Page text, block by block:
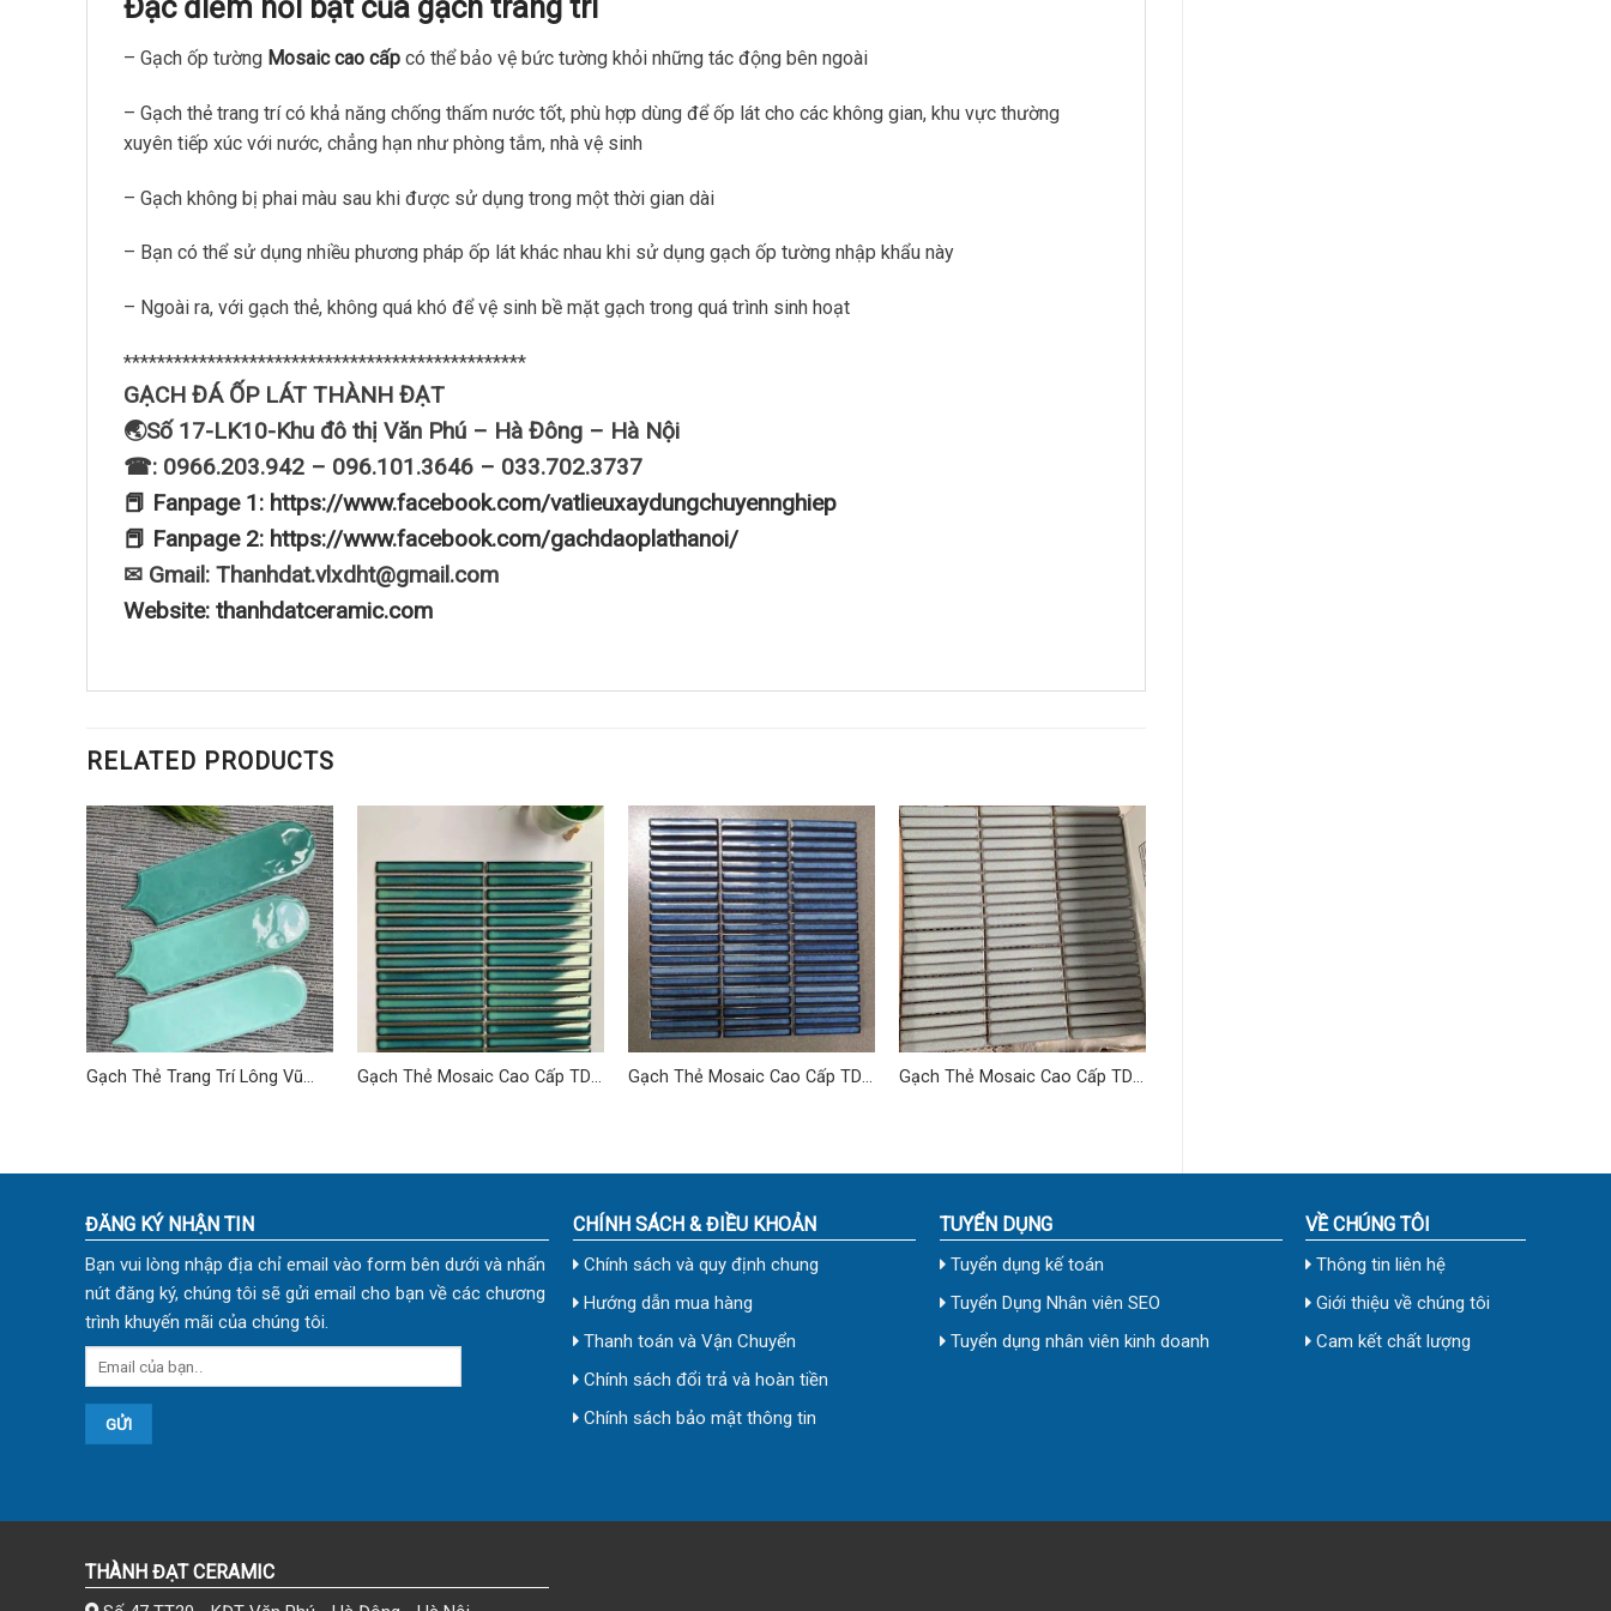
Đặc điểm nổi bật của gạch trang trí
– Gạch ốp tường Mosaic cao cấp có thể bảo vệ bức tường khỏi những tác động bên ngoài
– Gạch thẻ trang trí có khả năng chống thấm nước tốt, phù hợp dùng để ốp lát cho các không gian, khu vực thường
xuyên tiếp xúc với nước, chẳng hạn như phòng tắm, nhà vệ sinh
– Gạch không bị phai màu sau khi được sử dụng trong một thời gian dài
– Bạn có thể sử dụng nhiều phương pháp ốp lát khác nhau khi sử dụng gạch ốp tường nhập khẩu này
– Ngoài ra, với gạch thẻ, không quá khó để vệ sinh bề mặt gạch trong quá trình sinh hoạt
************************************************
GẠCH ĐÁ ỐP LÁT THÀNH ĐẠT
🌏Số 17-LK10-Khu đô thị Văn Phú – Hà Đông – Hà Nội
☎: 0966.203.942 – 096.101.3646 – 033.702.3737
📕 Fanpage 1: https://www.facebook.com/vatlieuxaydungchuyennghiep
📕 Fanpage 2: https://www.facebook.com/gachdaoplathanoi/
✉ Gmail: Thanhdat.vlxdht@gmail.com
Website: thanhdatceramic.com
RELATED PRODUCTS
Gạch Thẻ Trang Trí Lông Vũ
Gạch Thẻ Mosaic Cao Cấp TD-
Gạch Thẻ Mosaic Cao Cấp TD-
Gạch Thẻ Mosaic Cao Cấp TD-
ĐĂNG KÝ NHẬN TIN
Bạn vui lòng nhập địa chỉ email vào form bên dưới và nhấn
nút đăng ký, chúng tôi sẽ gửi email cho bạn về các chương
trình khuyến mãi của chúng tôi.
CHÍNH SÁCH & ĐIỀU KHOẢN
Chính sách và quy định chung
Hướng dẫn mua hàng
Thanh toán và Vận Chuyển
Chính sách đổi trả và hoàn tiền
Chính sách bảo mật thông tin
TUYỂN DỤNG
Tuyển dụng kế toán
Tuyển Dụng Nhân viên SEO
Tuyển dụng nhân viên kinh doanh
VỀ CHÚNG TÔI
Thông tin liên hệ
Giới thiệu về chúng tôi
Cam kết chất lượng
THÀNH ĐẠT CERAMIC